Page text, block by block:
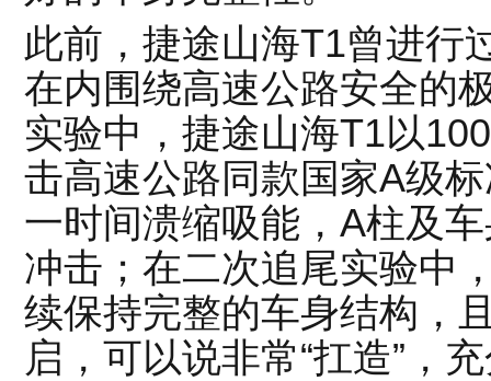
此前，捷途山海T1曾进行
在内围绕高速公路安全的
实验中，捷途山海T1以
击高速公路同款国家A级
一时间溃缩吸能，A柱及
冲击；在二次追尾实验中
续保持完整的车身结构，
启，可以说非常“扛造”，